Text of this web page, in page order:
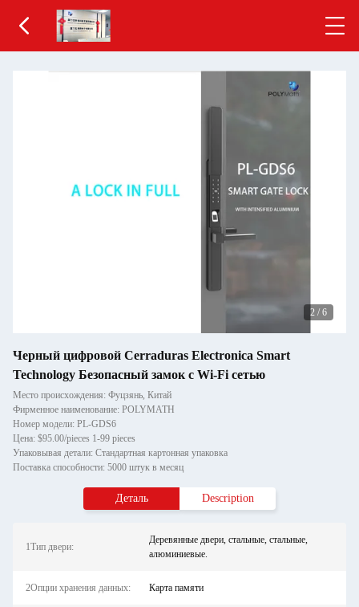
2 / 6
Черный цифровой Cerraduras Electronica Smart
Technology Безопасный замок с Wi-Fi сетью
Место происхождения: Фуцзянь, Китай
Фирменное наименование: POLYMATH
Номер модели: PL-GDS6
Цена: $95.00/pieces 1-99 pieces
Упаковывая детали: Стандартная картонная упаковка
Поставка способности: 5000 штук в месяц
Деталь Description
1Тип двери:
Деревянные двери, стальные, стальные,
алюминиевые.
2Опции хранения данных: Карта памяти